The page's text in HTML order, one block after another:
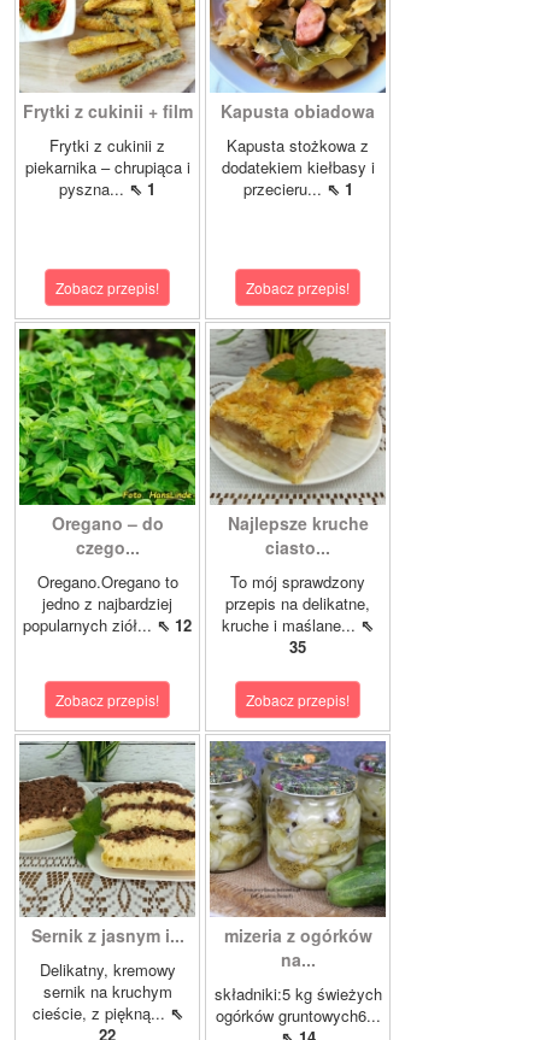
Frytki z cukinii + film
Frytki z cukinii z
piekarnika – chrupiąca i
pyszna... ⇖ 1
Zobacz przepis!
Kapusta obiadowa
Kapusta stożkowa z
dodatekiem kiełbasy i
przecieru... ⇖ 1
Zobacz przepis!
Oregano – do
czego...
Oregano.Oregano to
jedno z najbardziej
popularnych ziół... ⇖ 12
Zobacz przepis!
Najlepsze kruche
ciasto...
To mój sprawdzony
przepis na delikatne,
kruche i maślane... ⇖
35
Zobacz przepis!
Sernik z jasnym i...
Delikatny, kremowy
sernik na kruchym
cieście, z piękną... ⇖
22
mizeria z ogórków
na...
składniki:5 kg świeżych
ogórków gruntowych6...